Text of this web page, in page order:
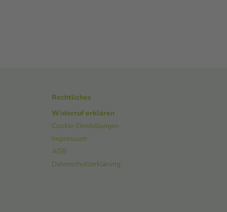
Rechtliches
Widerruf erklären
Cookie-Einstellungen
Impressum
AGB
Datenschutzerklärung